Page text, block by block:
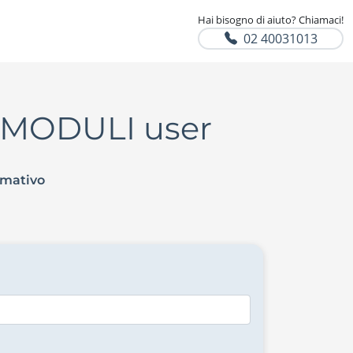
Hai bisogno di aiuto? Chiamaci!
02 40031013
user